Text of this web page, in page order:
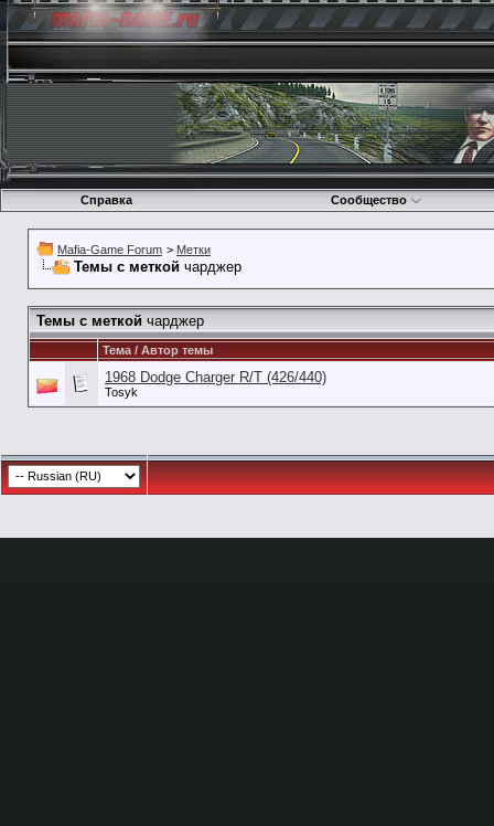
Справка Сообщество
Mafia-Game Forum > Метки
Темы с меткой чарджер
Темы с меткой чарджер
Тема / Автор темы
1968 Dodge Charger R/T (426/440)
Tosyk